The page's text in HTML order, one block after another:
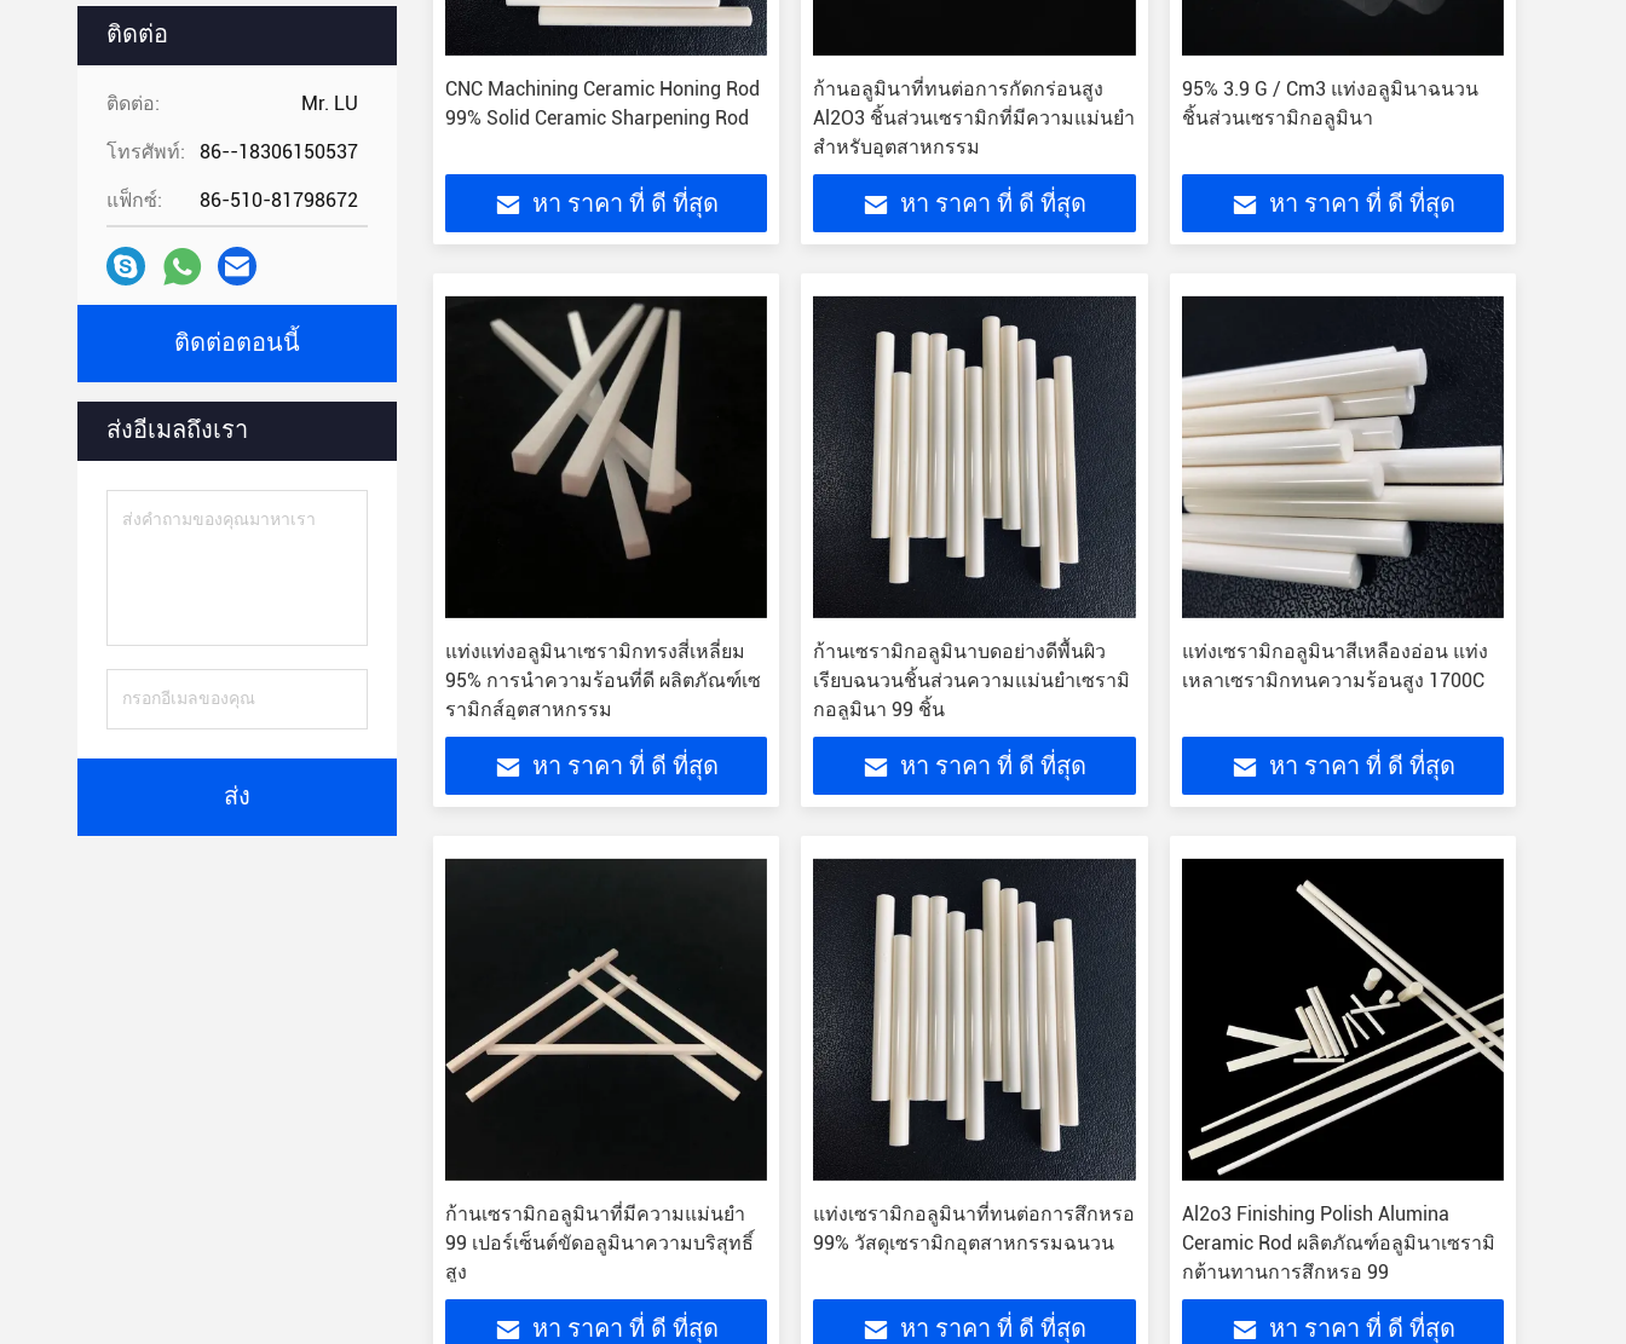
ติดต่อ
ติดต่อ: Mr. LU
โทรศัพท์: 86--18306150537
แฟ็กซ์: 86-510-81798672
ติดต่อตอนนี้
ส่งอีเมลถึงเรา
ส่ง
CNC Machining Ceramic Honing Rod
99% Solid Ceramic Sharpening Rod
หา ราคา ที่ ดี ที่สุด
ก้านอลูมินาที่ทนต่อการกัดกร่อนสูง
Al2O3 ชิ้นส่วนเซรามิกที่มีความแม่นยำ
สำหรับอุตสาหกรรม
หา ราคา ที่ ดี ที่สุด
95% 3.9 G / Cm3 แท่งอลูมินาฉนวน
ชิ้นส่วนเซรามิกอลูมินา
หา ราคา ที่ ดี ที่สุด
แท่งแท่งอลูมินาเซรามิกทรงสี่เหลี่ยม
95% การนำความร้อนที่ดี ผลิตภัณฑ์เซ
รามิกส์อุตสาหกรรม
หา ราคา ที่ ดี ที่สุด
ก้านเซรามิกอลูมินาบดอย่างดีพื้นผิว
เรียบฉนวนชิ้นส่วนความแม่นยำเซรามิ
กอลูมินา 99 ชิ้น
หา ราคา ที่ ดี ที่สุด
แท่งเซรามิกอลูมินาสีเหลืองอ่อน แท่ง
เหลาเซรามิกทนความร้อนสูง 1700C
หา ราคา ที่ ดี ที่สุด
ก้านเซรามิกอลูมินาที่มีความแม่นยำ
99 เปอร์เซ็นต์ขัดอลูมินาความบริสุทธิ์
สูง
หา ราคา ที่ ดี ที่สุด
แท่งเซรามิกอลูมินาที่ทนต่อการสึกหรอ
99% วัสดุเซรามิกอุตสาหกรรมฉนวน
หา ราคา ที่ ดี ที่สุด
Al2o3 Finishing Polish Alumina
Ceramic Rod ผลิตภัณฑ์อลูมินาเซรามิ
กต้านทานการสึกหรอ 99
หา ราคา ที่ ดี ที่สุด